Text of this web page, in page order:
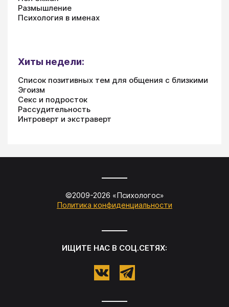
Размышление
Психология в именах
Хиты недели:
Список позитивных тем для общения с близкими
Эгоизм
Секс и подросток
Рассудительность
Интроверт и экстраверт
©2009-2026 «Психологос»
Политика конфиденциальности
ИЩИТЕ НАС В СОЦ.СЕТЯХ: